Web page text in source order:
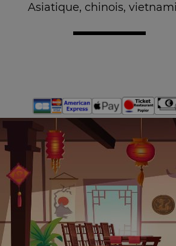
Asiatique, chinois,